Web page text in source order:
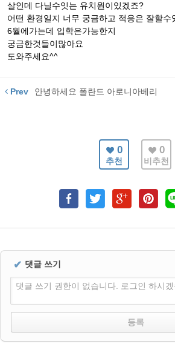
살인데 다닐수잇는 유치원이있겠죠?
어떤 환경일지 너무 궁금하고 적응은 잘할수
6월에가는데 입학은가능한지
궁금한것들이많아요
도와주세요^^
Prev 안녕하세요 폴란드 아로니아베리
0
추천
0
비추천
✔ 댓글 쓰기
댓글 쓰기 권한이 없습니다. 로그인 하시